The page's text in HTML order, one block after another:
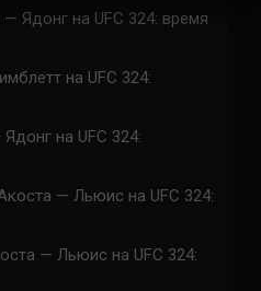
Ядонг на UFC 324: время
на UFC 324:
на UFC 324:
— Льюис на UFC 324:
— Льюис на UFC 324: